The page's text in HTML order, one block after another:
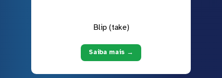
Blip (take)
Saiba mais →